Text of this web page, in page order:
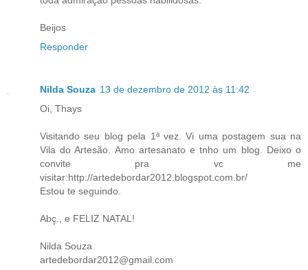
Beijos
Responder
Nilda Souza 13 de dezembro de 2012 às 11:42
Oi, Thays
Visitando seu blog pela 1ª vez. Vi uma postagem sua na
Vila do Artesão. Amo artesanato e tnho um blog. Deixo o
convite pra vc me
visitar:http://artedebordar2012.blogspot.com.br/
Estou te seguindo.
Abç., e FELIZ NATAL!
Nilda Souza
artedebordar2012@gmail.com